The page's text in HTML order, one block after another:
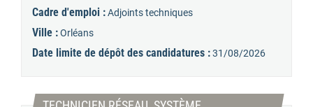
Cadre d'emploi :Adjoints techniques
Ville :Orléans
Date limite de dépôt des candidatures :31/08/2026